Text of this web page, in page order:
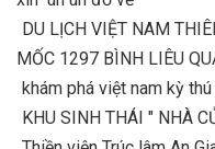
DU LỊCH VIỆT NAM
MỐC 1297 BÌNH LIÊU
khám phá việt nam kỳ
KHU SINH THÁI " NHÀ